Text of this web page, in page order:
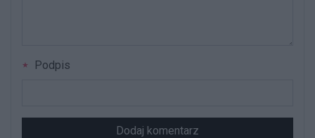
Podpis
Dodaj komentarz